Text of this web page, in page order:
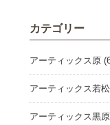
カテゴリー
アーティックス原
アーティックス若
アーティックス黒